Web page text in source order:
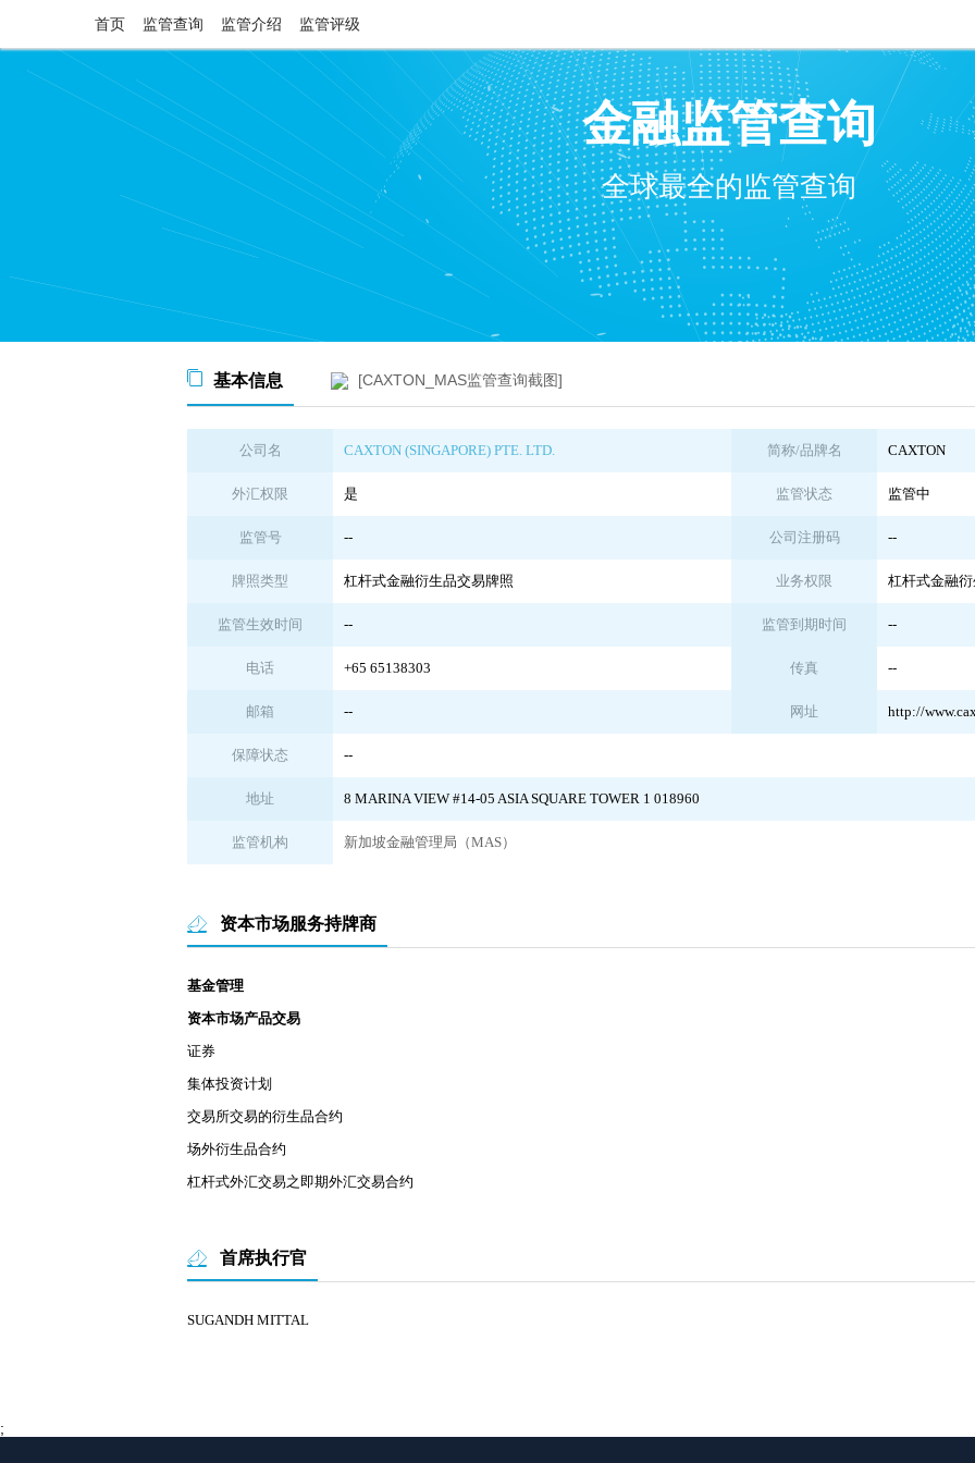
首页 监管查询 监管介绍 监管评级
金融监管查询
全球最全的监管查询
基本信息 [CAXTON_MAS监管查询截图]
公司名 CAXTON (SINGAPORE) PTE. LTD. 简称/品牌名 CAXTON
外汇权限 是 监管状态 监管中
监管号 -- 公司注册码 --
牌照类型 杠杆式金融衍生品交易牌照 业务权限 杠杆式金融
监管生效时间 -- 监管到期时间 --
电话 +65 65138303 传真 --
邮箱 -- 网址 http://
保障状态 --
地址 8 MARINA VIEW #14-05 ASIA SQUARE TOWER 1 018960
监管机构 新加坡金融管理局（MAS）
资本市场服务持牌商
基金管理
资本市场产品交易
证券
集体投资计划
交易所交易的衍生品合约
场外衍生品合约
杠杆式外汇交易之即期外汇交易合约
首席执行官
SUGANDH MITTAL
;